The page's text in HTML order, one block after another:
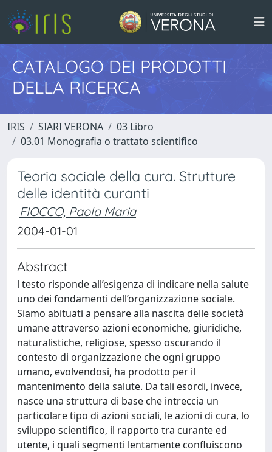
CATALOGO DEI PRODOTTI
DELLA RICERCA
IRIS SIARI VERONA
03 Libro
03.01 Monografia o trattato scientifico
Teoria sociale della cura. Strutture
delle identità curanti
FIOCCO, Paola Maria
2004-01-01
Abstract
l testo risponde all’esigenza di indicare nella salute
uno dei fondamenti dell’organizzazione sociale.
Siamo abituati a pensare alla nascita delle società
umane attraverso azioni economiche, giuridiche,
naturalistiche, religiose, spesso oscurando il
contesto di organizzazione che ogni gruppo
umano, evolvendosi, ha prodotto per il
mantenimento della salute. Da tali esordi, invece,
nasce una struttura di base che intreccia un
particolare tipo di azioni sociali, le azioni di cura, lo
sviluppo scientifico, il rapporto tra curante ed
utente, i quali segmenti lentamente confluiscono